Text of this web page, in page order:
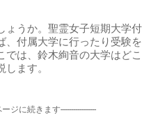
ょうか。聖霊女子短期大学付
、付属大学に行ったり受験を
では、鈴木絢音の大学はどこ
ます。
ジに続きます-----------------